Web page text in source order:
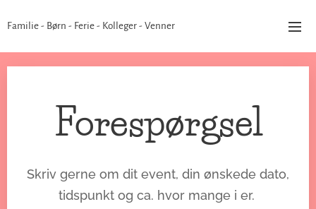
Familie - Børn - Ferie - Kolleger - Venner
Forespørgsel
Skriv gerne om dit event, din ønskede dato,
tidspunkt og ca. hvor mange i er.